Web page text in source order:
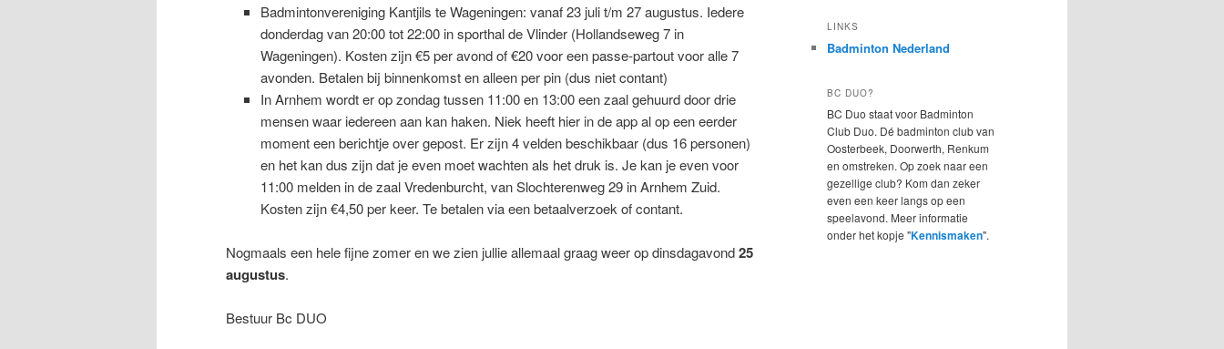
Badmintonvereniging Kantjils te Wageningen: vanaf 23 juli t/m 27 augustus. Iedere
donderdag van 20:00 tot 22:00 in sporthal de Vlinder (Hollandseweg 7 in
Wageningen). Kosten zijn €5 per avond of €20 voor een passe-partout voor alle 7
avonden. Betalen bij binnenkomst en alleen per pin (dus niet contant)
In Arnhem wordt er op zondag tussen 11:00 en 13:00 een zaal gehuurd door drie
mensen waar iedereen aan kan haken. Niek heeft hier in de app al op een eerder
moment een berichtje over gepost. Er zijn 4 velden beschikbaar (dus 16 personen)
en het kan dus zijn dat je even moet wachten als het druk is. Je kan je even voor
11:00 melden in de zaal Vredenburcht, van Slochterenweg 29 in Arnhem Zuid.
Kosten zijn €4,50 per keer. Te betalen via een betaalverzoek of contant.
Nogmaals een hele fijne zomer en we zien jullie allemaal graag weer op dinsdagavond25
augustus.
Bestuur Bc DUO
LINKS
Badminton Nederland
BC DUO?
BC Duo staat voor Badminton
Club Duo. Dé badminton club van
Oosterbeek, Doorwerth, Renkum
en omstreken. Op zoek naar een
gezellige club? Kom dan zeker
even een keer langs op een
speelavond. Meer informatie
onder het kopje "Kennismaken".